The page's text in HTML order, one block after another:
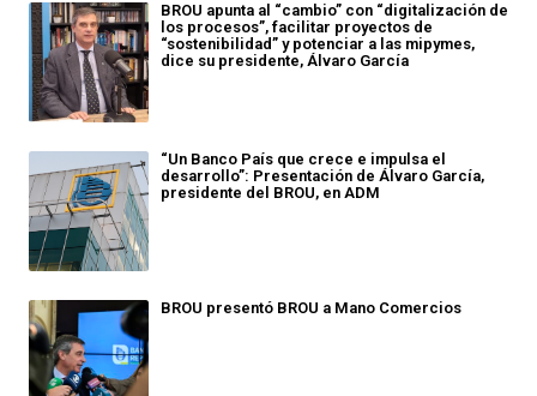
BROU apunta al “cambio” con “digitalización de
los procesos”, facilitar proyectos de
“sostenibilidad” y potenciar a las mipymes,
dice su presidente, Álvaro García
“Un Banco País que crece e impulsa el
desarrollo”: Presentación de Álvaro García,
presidente del BROU, en ADM
BROU presentó BROU a Mano Comercios